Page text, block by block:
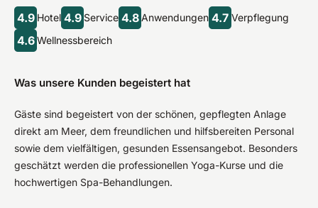
4.9 Hotel 4.9 Service 4.8 Anwendungen 4.7 Verpflegung
4.6 Wellnessbereich
Was unsere Kunden begeistert hat
Gäste sind begeistert von der schönen, gepflegten Anlage
direkt am Meer, dem freundlichen und hilfsbereiten Personal
sowie dem vielfältigen, gesunden Essensangebot. Besonders
geschätzt werden die professionellen Yoga-Kurse und die
hochwertigen Spa-Behandlungen.